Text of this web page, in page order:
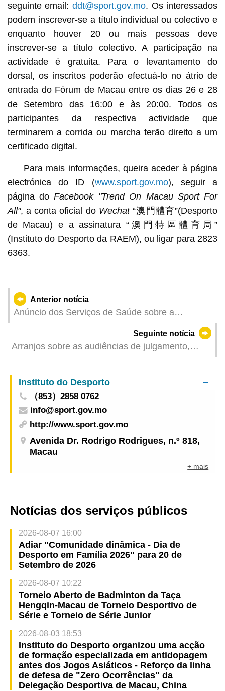
seguinte email: ddt@sport.gov.mo. Os interessados
podem inscrever-se a título individual ou colectivo e
enquanto houver 20 ou mais pessoas deve
inscrever-se a título colectivo. A participação na
actividade é gratuita. Para o levantamento do
dorsal, os inscritos poderão efectuá-lo no átrio de
entrada do Fórum de Macau entre os dias 26 e 28
de Setembro das 16:00 e às 20:00. Todos os
participantes da respectiva actividade que
terminarem a corrida ou marcha terão direito a um
certificado digital.
Para mais informações, queira aceder à página
electrónica do ID (www.sport.gov.mo), seguir a
página doFacebook "Trend On Macau Sport For
All", a conta oficial do Wechat“澳門體育”(Desporto
de Macau) e a assinatura “澳門特區體育局”
(Instituto do Desporto da RAEM), ou ligar para 2823
6363.
Anterior notícia
Anúncio dos Serviços de Saúde sobre a
programação da prestação de assistência médica
e as medidas no Centro Hospitalar Conde de São
Januário, Centros / Postos de Saúde quando for
tempestade tropical
Seguinte notícia
Arranjos sobre as audiências de julgamento,
Instituto do Desporto
（853）2858 0762
info@sport.gov.mo
http://www.sport.gov.mo
Avenida Dr. Rodrigo Rodrigues, n.º 818,
Macau
+ mais
Notícias dos serviços públicos
2026-08-07 16:00
Adiar "Comunidade dinâmica - Dia de
Desporto em Família 2026" para 20 de
Setembro de 2026
2026-08-07 10:22
Torneio Aberto de Badminton da Taça
Hengqin-Macau de Torneio Desportivo de
Série e Torneio de Série Junior
2026-08-03 18:53
Instituto do Desporto organizou uma acção
de formação especializada em antidopagem
antes dos Jogos Asiáticos - Reforço da linha
de defesa de "Zero Ocorrências" da
Delegação Desportiva de Macau, China